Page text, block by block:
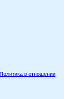
Политика в отношении